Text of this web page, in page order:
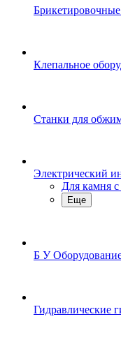
Брикетировочные
Клепальное
Станки для
Электрический
Для камня
Еще
Б У
Гидравлические